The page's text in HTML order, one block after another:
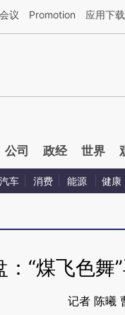
于财新文章[https://
会议 Promotion 应用下载
公司 政经 世界
汽车 消费 能源 健康
：“煤飞色
记者 陈曦